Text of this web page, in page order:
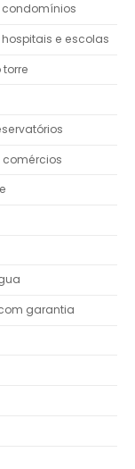
e escolas
garantia